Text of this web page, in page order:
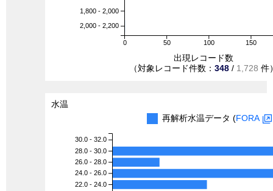
0 50 100 150
1,800 - 2,000
2,000 - 2,200
出現レコード数
（対象レコード件数： 348 / 1,728 件
水温
再解析水温データ (FORA
30.0 - 32.0
28.0 - 30.0
26.0 - 28.0
24.0 - 26.0
22.0 - 24.0